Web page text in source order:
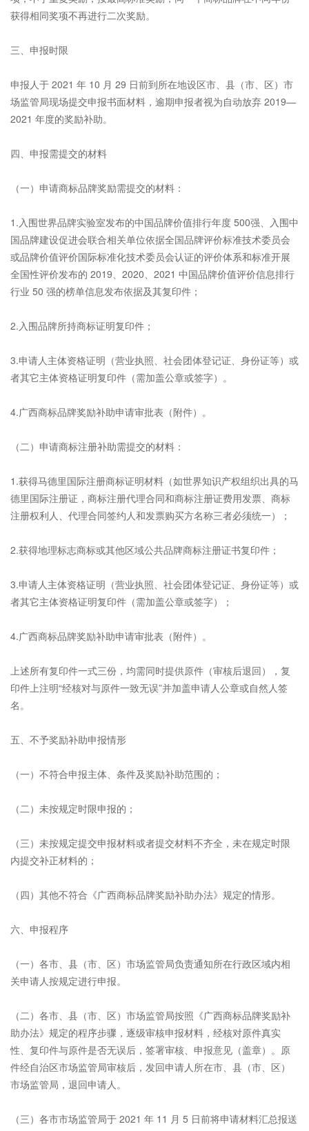
获得相同奖项不再进行二次奖励。
三、申报时限
申报人于 2021 年 10 月 29 日前到所在地设区市、县（市、区）市
场监管局现场提交申报书面材料，逾期申报者视为自动放弃 2019—
2021 年度的奖励补助。
四、申报需提交的材料
（一）申请商标品牌奖励需提交的材料：
1.入围世界品牌实验室发布的中国品牌价值排行年度 500强、入围中
国品牌建设促进会联合相关单位依据全国品牌评价标准技术委员会
或品牌价值评价国际标准化技术委员会认证的评价体系和标准开展
全国性评价发布的 2019、2020、2021 中国品牌价值评价信息排行
行业 50 强的榜单信息发布依据及其复印件；
2.入围品牌所持商标证明复印件；
3.申请人主体资格证明（营业执照、社会团体登记证、身份证等）或
者其它主体资格证明复印件（需加盖公章或签字）。
4.广西商标品牌奖励补助申请审批表（附件）。
（二）申请商标注册补助需提交的材料：
1.获得马德里国际注册商标证明材料（如世界知识产权组织出具的马
德里国际注册证，商标注册代理合同和商标注册证费用发票、商标
注册权利人、代理合同签约人和发票购买方名称三者必须统一）；
2.获得地理标志商标或其他区域公共品牌商标注册证书复印件；
3.申请人主体资格证明（营业执照、社会团体登记证、身份证等）或
者其它主体资格证明复印件（需加盖公章或签字）；
4.广西商标品牌奖励补助申请审批表（附件）。
上述所有复印件一式三份，均需同时提供原件（审核后退回），复
印件上注明“经核对与原件一致无误”并加盖申请人公章或自然人签
名。
五、不予奖励补助申报情形
（一）不符合申报主体、条件及奖励补助范围的；
（二）未按规定时限申报的；
（三）未按规定提交申报材料或者提交材料不齐全，未在规定时限
内提交补正材料的；
（四）其他不符合《广西商标品牌奖励补助办法》规定的情形。
六、申报程序
（一）各市、县（市、区）市场监管局负责通知所在行政区域内相
关申请人按规定进行申报。
（二）各市、县（市、区）市场监管局按照《广西商标品牌奖励补
助办法》规定的程序步骤，逐级审核申报材料，经核对原件真实
性、复印件与原件是否无误后，签署审核、申报意见（盖章）。原
件经自治区市场监管局审核后，发回申请人所在市、县（市、区）
市场监管局，退回申请人。
（三）各市市场监管局于 2021 年 11 月 5 日前将申请材料汇总报送